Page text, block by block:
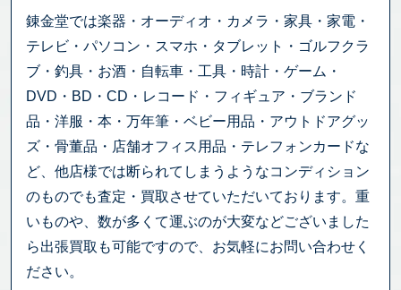
錬金堂では楽器・オーディオ・カメラ・家具・家電・
テレビ・パソコン・スマホ・タブレット・ゴルフクラ
ブ・釣具・お酒・自転車・工具・時計・ゲーム・
DVD・BD・CD・レコード・フィギュア・ブランド
品・洋服・本・万年筆・ベビー用品・アウトドアグッ
ズ・骨董品・店舗オフィス用品・テレフォンカードな
ど、他店様では断られてしまうようなコンディション
のものでも査定・買取させていただいております。重
いものや、数が多くて運ぶのが大変などございました
ら出張買取も可能ですので、お気軽にお問い合わせく
ださい。